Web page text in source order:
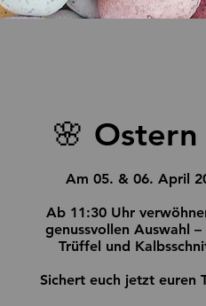
🌸
Am 05. & 06. April
Ab 11:30 Uhr
genussvollen Auswahl
Trüffel und
Sichert euch jetzt euren